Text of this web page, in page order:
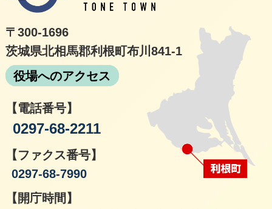
〒300-1696
茨城県北相馬郡利根町布川841-1
役場へのアクセス
【電話番号】
0297-68-2211
【ファクス番号】
0297-68-7990
【開庁時間】